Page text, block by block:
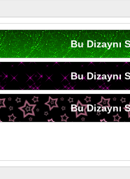
Bu Dizaynı
Bu Dizaynı
Bu Dizaynı